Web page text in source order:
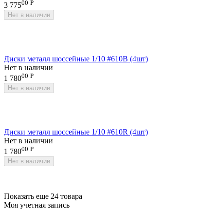
3 77500 Р
Нет в наличии
Диски металл шоссейные 1/10 #610B (4шт)
Нет в наличии
1 78000 Р
Нет в наличии
Диски металл шоссейные 1/10 #610R (4шт)
Нет в наличии
1 78000 Р
Нет в наличии
Показать еще 24 товара
Моя учетная запись